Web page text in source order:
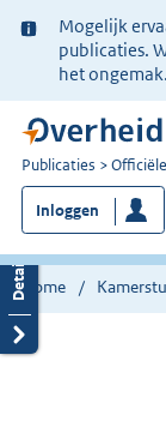
Ter
informatie:
Mogelijk
publicaties.
het ongemak.
U
bent
nu
hier:
Publicaties
Inloggen
Home